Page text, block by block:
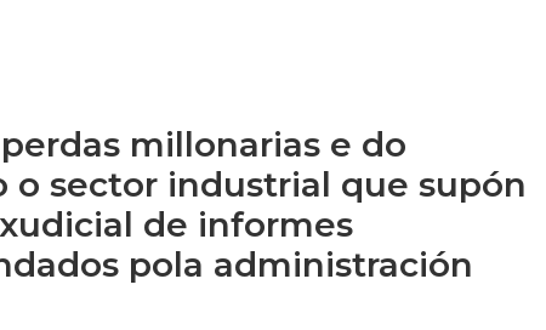
millonarias e do
o sector industrial que supón
de informes
pola administración